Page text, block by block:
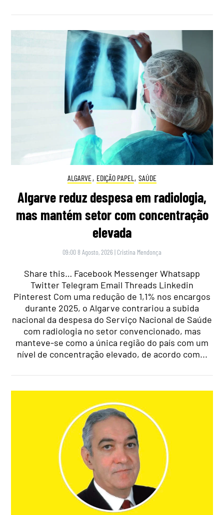
ALGARVE, EDIÇÃO PAPEL , SAÚDE
Algarve reduz despesa em radiologia,
mas mantém setor com concentração
elevada
09:00 8 Agosto, 2026 | Cristina Mendonça
Share this… Facebook Messenger Whatsapp
Twitter Telegram Email Threads Linkedin
Pinterest Com uma redução de 1,1% nos encargos
durante 2025, o Algarve contrariou a subida
nacional da despesa do Serviço Nacional de Saúde
com radiologia no setor convencionado, mas
manteve-se como a única região do país com um
nível de concentração elevado, de acordo com...